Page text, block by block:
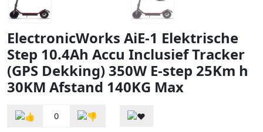
ElectronicWorks AiE-1 Elektrische
Step 10.4Ah Accu Inclusief Tracker
(GPS Dekking) 350W E-step 25Km h
30KM Afstand 140KG Max
0